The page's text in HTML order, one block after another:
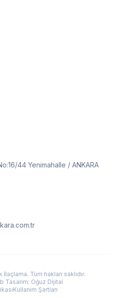
44 Yenimahalle / ANKARA
Tüm hakları saklıdır.
Tasarım: Oğuz Dijital
Kullanım Şartları